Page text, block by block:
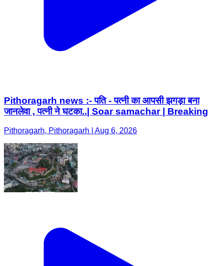
Pithoragarh news :- पति - पत्नी का आपसी झगड़ा बना
जानलेवा , पत्नी ने घटका..| Soar samachar | Breaking
Pithoragarh, Pithoragarh | Aug 6, 2026